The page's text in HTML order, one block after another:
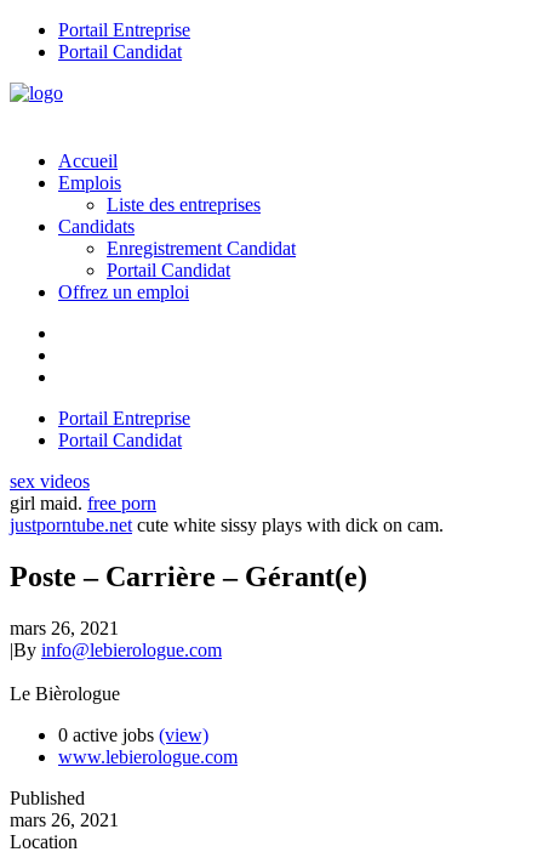
Portail Entreprise
Portail Candidat
Accueil
Emplois
Liste des entreprises
Candidats
Enregistrement Candidat
Portail Candidat
Offrez un emploi
Portail Entreprise
Portail Candidat
sex videos
girl maid. free porn
justporntube.net cute white sissy plays with dick on cam.
Poste – Carrière – Gérant(e)
mars 26, 2021
|By info@lebierologue.com
Le Bièrologue
0 active jobs (view)
www.lebierologue.com
Published
mars 26, 2021
Location